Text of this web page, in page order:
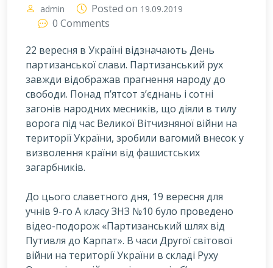
admin Posted on 19.09.2019
0 Comments
22 вересня в Україні відзначають День
партизанської слави. Партизанський рух
завжди відображав прагнення народу до
свободи. Понад п’ятсот з’єднань і сотні
загонів народних месників, що діяли в тилу
ворога під час Великої Вітчизняної війни на
території України, зробили вагомий внесок у
визволення країни від фашистських
загарбників.
До цього славетного дня, 19 вересня для
учнів 9-го А класу ЗНЗ №10 було проведено
відео-подорож «Партизанський шлях від
Путивля до Карпат». В часи Другої світової
війни на території України в складі Руху